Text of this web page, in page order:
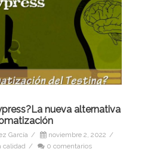
nueva alternativa
García / noviembre 2, 2022 /
calidad / 0 comentarios